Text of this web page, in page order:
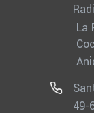
La
49-